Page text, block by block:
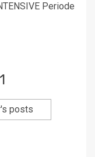
Periode
posts